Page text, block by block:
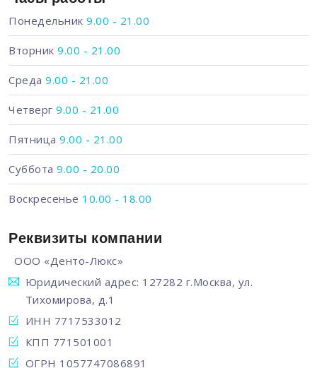
Понедельник 9.00 - 21.00
Вторник 9.00 - 21.00
Среда 9.00 - 21.00
Четверг 9.00 - 21.00
Пятница 9.00 - 21.00
Суббота 9.00 - 20.00
Воскресенье 10.00 - 18.00
Реквизиты компании
ООО «Денто-Люкс»
Юридический адрес: 127282 г.Москва, ул.
Тихомирова, д.1
ИНН 7717533012
КПП 771501001
ОГРН 1057747086891